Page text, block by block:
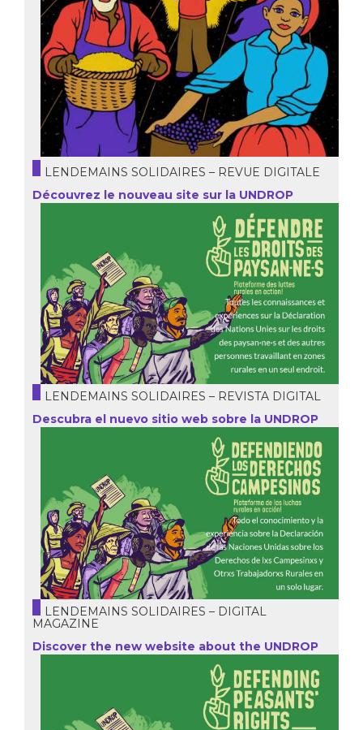
LENDEMAINS SOLIDAIRES – REVUE DIGITALE
Découvrez le nouveau site sur la UNDROP
LENDEMAINS SOLIDAIRES – REVISTA DIGITAL
Descubra el nuevo sitio web sobre la UNDROP
LENDEMAINS SOLIDAIRES – DIGITAL
MAGAZINE
Discover the new website about the UNDROP